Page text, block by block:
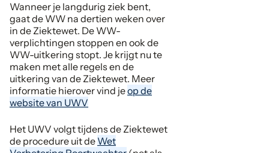
Wanneer je langdurig ziek bent,
gaat de WW na dertien weken over
in de Ziektewet. De WW-
verplichtingen stoppen en ook de
WW-uitkering stopt. Je krijgt nu te
maken met alle regels en de
uitkering van de Ziektewet. Meer
informatie hierover vind jeop de
website van UWV
Het UWV volgt tijdens de Ziektewet
de procedure uit de Wet